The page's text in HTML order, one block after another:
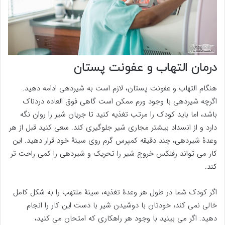
درمان التهاب و عفونت پستان
هنگام التهاب و عفونت پستان، لازم است به شیردهی ادامه دهید.
اگرچه شیردهی با وجود ورم ممکن است گاهی فوق العاده دردناک
باشد، اما باید کودک را مرتب تغذیه کنید تا جریان شیر را روان نگه
دارد و از انسداد بیشتر مجاری شیر جلوگیری کند. سعی کنید قبل از هر
وعدۀ شیردهی، چند دقیقه کمپرس گرم روی سینۀ خود قرار دهید. این
کار می تواند رفلکس خروج شیر را تحریک و شیردهی را کمی راحت تر
کند.
اگر کودک شما در طول هر وعدۀ تغذیه، سینۀ ملتهب را به شکل کامل
خالی نمی کند، خودتان با دوشیدن شیر با دست این کار را انجام
دهید. اگر می بینید با وجود هر راهکاری که امتحان می کنید،